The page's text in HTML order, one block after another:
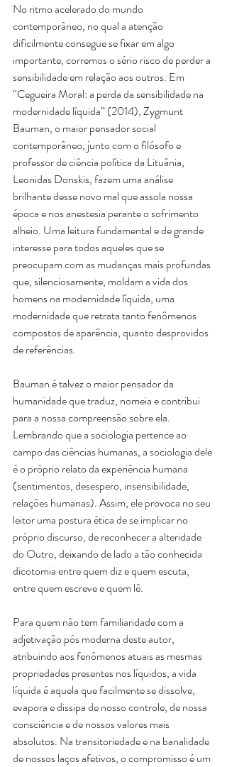
​No ritmo acelerado do mundo
contemporâneo, no qual a atenção
dificilmente consegue se fixar em algo
importante, corremos o sério risco de perder a
sensibilidade em relação aos outros. Em
“Cegueira Moral: a perda da sensibilidade na
modernidade líquida” (2014), Zygmunt
Bauman, o maior pensador social
contemporâneo, junto com o filósofo e
professor de ciência política da Lituânia,
Leonidas Donskis, fazem uma análise
brilhante desse novo mal que assola nossa
época e nos anestesia perante o sofrimento
alheio. Uma leitura fundamental e de grande
interesse para todos aqueles que se
preocupam com as mudanças mais profundas
que, silenciosamente, moldam a vida dos
homens na modernidade líquida, uma
modernidade que retrata tanto fenômenos
compostos de aparência, quanto desprovidos
de referências.
Bauman é talvez o maior pensador da
humanidade que traduz, nomeia e contribui
para a nossa compreensão sobre ela.
Lembrando que a sociologia pertence ao
campo das ciências humanas, a sociologia dele
é o próprio relato da experiência humana
(sentimentos, desespero, insensibilidade,
relações humanas). Assim, ele provoca no seu
leitor uma postura ética de se implicar no
próprio discurso, de reconhecer a alteridade
do Outro, deixando de lado a tão conhecida
dicotomia entre quem diz e quem escuta,
entre quem escreve e quem lê.
Para quem não tem familiaridade com a
adjetivação pós moderna deste autor,
atribuindo aos fenômenos atuais as mesmas
propriedades presentes nos líquidos, a vida
líquida é aquela que facilmente se dissolve,
evapora e dissipa de nosso controle, de nossa
consciência e de nossos valores mais
absolutos. Na transitoriedade e na banalidade
de nossos laços afetivos, o compromisso é um